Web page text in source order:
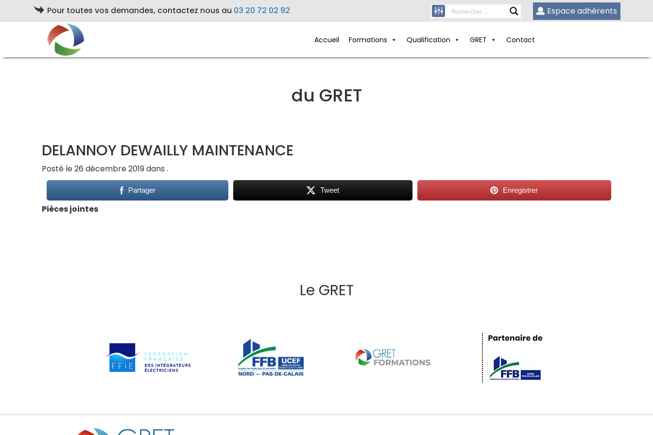
Pour toutes vos demandes, contactez nous au 03 20 72 02 92 Espace adhérents
Accueil Formations Qualification GRET Contact
du GRET
DELANNOY DEWAILLY MAINTENANCE
Posté le 26 décembre 2019 dans .
Partager Tweet Enregistrer
Pièces jointes
Le GRET